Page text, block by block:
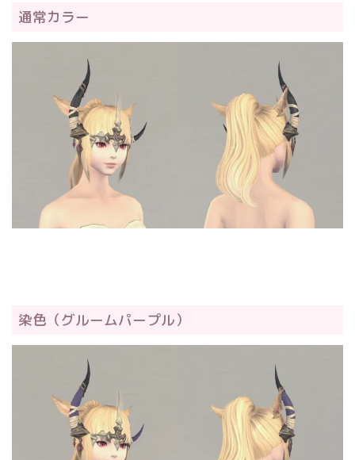
通常カラー
染色（グルームパープル）